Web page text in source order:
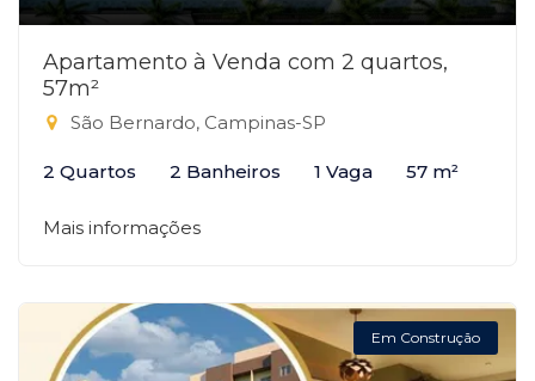
Apartamento à Venda com 2 quartos,
57m²
São Bernardo, Campinas-SP
2 Quartos 2 Banheiros 1 Vaga 57 m²
Mais informações
Em Construção